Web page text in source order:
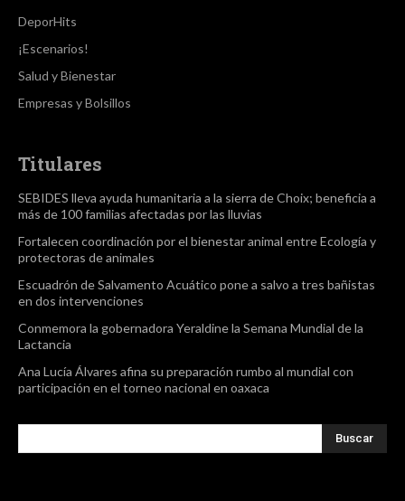
DeporHits
¡Escenarios!
Salud y Bienestar
Empresas y Bolsillos
Titulares
SEBIDES lleva ayuda humanitaria a la sierra de Choix; beneficia a
más de 100 familias afectadas por las lluvias
Fortalecen coordinación por el bienestar animal entre Ecología y
protectoras de animales
Escuadrón de Salvamento Acuático pone a salvo a tres bañistas
en dos intervenciones
Conmemora la gobernadora Yeraldine la Semana Mundial de la
Lactancia
Ana Lucía Álvares afina su preparación rumbo al mundial con
participación en el torneo nacional en oaxaca
Buscar